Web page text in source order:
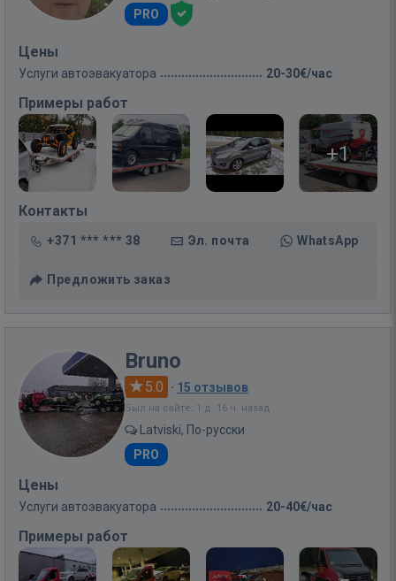
PRO
Цены
Услуги автоэвакуатора 20-30€/час
Примеры работ
+1
Контакты
+371 *** *** 38 Эл. почта WhatsApp
Предложить заказ
Bruno
5.0 · 15 отзывов
Был на сайте: 1 д. 16 ч. назад
Latviski, По-русски
PRO
Цены
Услуги автоэвакуатора 20-40€/час
Примеры работ